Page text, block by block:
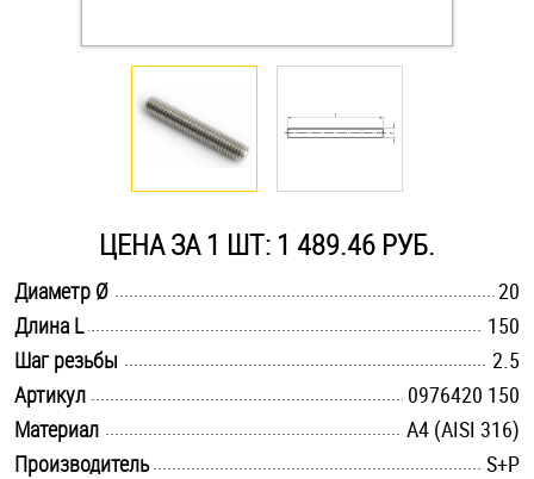
Оснастка и аксессуары для яхт
Стопорные кольца
Такелаж
Хомуты
ЦЕНА ЗА 1 ШТ: 1 489.46 РУБ.
Диаметр Ø
20
Длина L
150
Шаг резьбы
2.5
Артикул
0976420 150
Материал
A4 (AISI 316)
Производитель
S+P